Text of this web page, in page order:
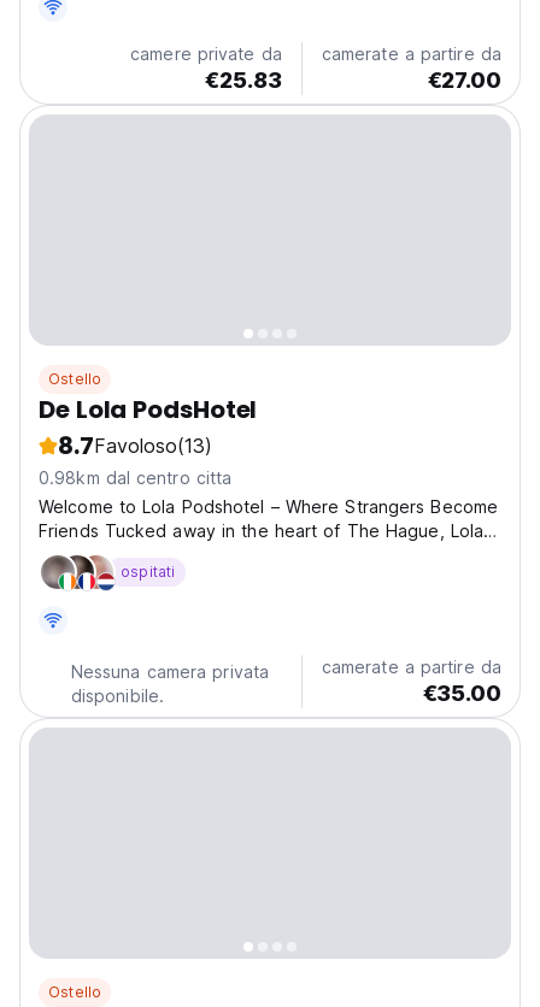
camere private da
€25.83
camerate a partire da
€27.00
Ostello
De Lola PodsHotel
8.7Favoloso(13)
0.98km dal centro citta
Welcome to Lola Podshotel – Where Strangers Become
Friends Tucked away in the heart of The Hague, Lola
Podshotel isn’t just a place to sleep; it’s a space where
moments turn into memories. Whether you're travelling
ospitati
Nessuna camera privata
disponibile.
camerate a partire da
€35.00
Ostello